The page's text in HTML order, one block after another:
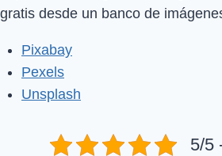
gratis desde un banco de
Pixabay
Pexels
Unsplash
5/5